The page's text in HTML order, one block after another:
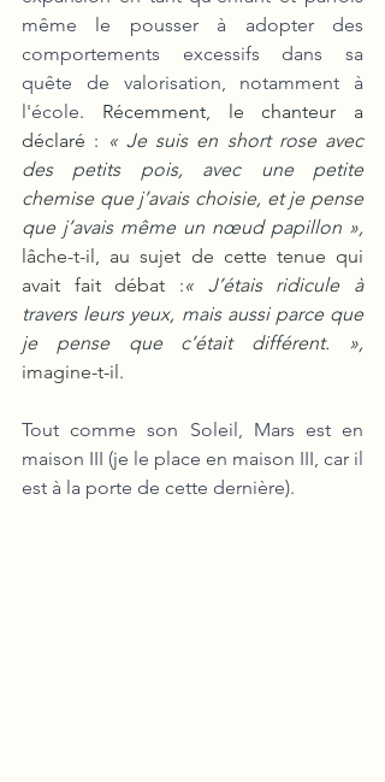
même le pousser à adopter des
comportements excessifs dans sa
quête de valorisation, notamment à
l'école. Récemment, le chanteur a
déclaré : « Je suis en short rose avec
des petits pois, avec une petite
chemise que j’avais choisie, et je pense
lâche-t-il, au sujet de cette tenue qui
avait fait débat :« J’étais ridicule à
travers leurs yeux, mais aussi parce que
imagine-t-il.
Tout comme son Soleil, Mars est en
maison III (je le place en maison III, car il
est à la porte de cette dernière).